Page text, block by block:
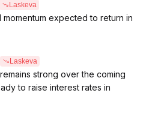
Laskeva
momentum expected to return in
Laskeva
strong over the coming
to raise interest rates in